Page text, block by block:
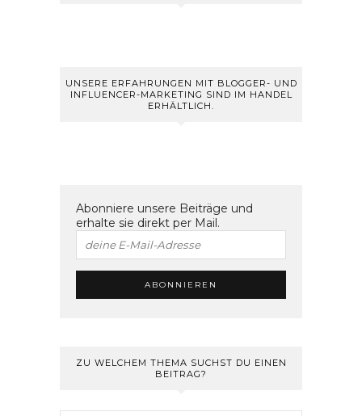
UNSERE ERFAHRUNGEN MIT BLOGGER- UND
INFLUENCER-MARKETING SIND IM HANDEL
ERHÄLTLICH.
Abonniere unsere Beiträge und
erhalte sie direkt per Mail.
ZU WELCHEM THEMA SUCHST DU EINEN
BEITRAG?